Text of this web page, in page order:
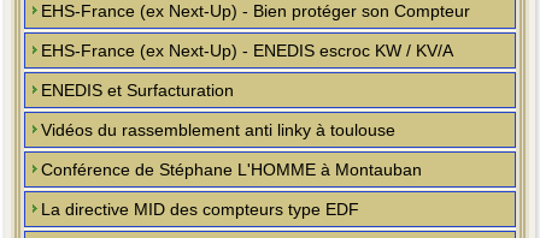
EHS-France (ex Next-Up) - Bien protéger son Compteur
EHS-France (ex Next-Up) - ENEDIS escroc KW / KV/A
ENEDIS et Surfacturation
Vidéos du rassemblement anti linky à toulouse
Conférence de Stéphane L'HOMME à Montauban
La directive MID des compteurs type EDF